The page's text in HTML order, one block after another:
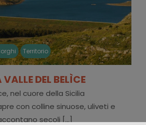
Territorio
VALLE DEL BELÌCE
nel cuore della Sicilia
con colline sinuose, uliveti e
secoli [...]